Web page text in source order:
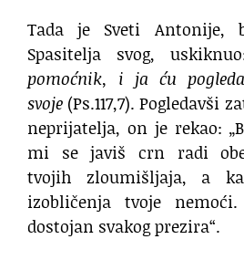
Tada je Sveti Antonije,
Spasitelja svog,
pomoćnik, i ja ću
svoje (Ps.117,7). Pogledavši
neprijatelja, on je rekao:
mi se javiš crn radi
tvojih zloumišljaja, a
izobličenja tvoje
dostojan svakog prezira“.